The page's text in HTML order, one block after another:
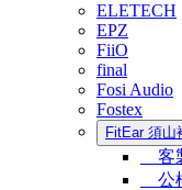
ELETECH
EPZ
FiiO
final
Fosi Audio
Fostex
FitEar 須山
客
公